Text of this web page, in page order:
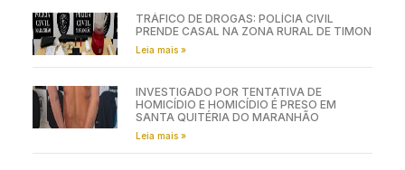
TRÁFICO DE DROGAS: POLÍCIA CIVIL
PRENDE CASAL NA ZONA RURAL DE TIMON
Leia mais »
INVESTIGADO POR TENTATIVA DE
HOMICÍDIO E HOMICÍDIO É PRESO EM
SANTA QUITÉRIA DO MARANHÃO
Leia mais »